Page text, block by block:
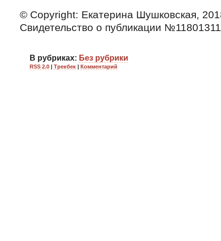
© Copyright: Екатерина Шушковская,
Свидетельство о публикации
В рубриках: Без рубрики
RSS 2.0 | Трекбек | Комментарий